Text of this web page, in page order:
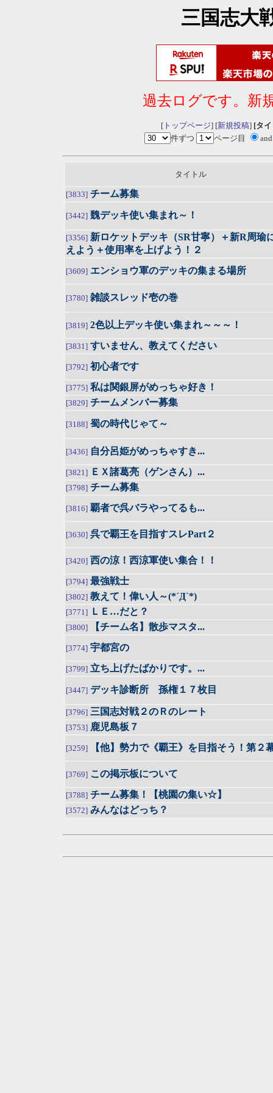
三国志大
過去ログです。新
[トップページ] [新規投稿] [タ
件ずつ
ページ目
タイトル
[3833] チーム募集
[3442] 魏デッキ使い集まれ～！
[3356] 新ロケットデッキ（SR甘寧）＋新R周瑜
えよう＋使用率を上げよう！２
[3609] エンショウ軍のデッキの集まる場所
[3780] 雑談スレッド壱の巻
[3819] 2色以上デッキ使い集まれ～～～！
[3831] すいません、教えてください
[3792] 初心者です
[3775] 私は関銀屏がめっちゃ好き！
[3829] チームメンバー募集
[3188] 蜀の時代じゃて～
[3436] 自分呂姫がめっちゃすき...
[3821] ＥＸ諸葛亮（ゲンさん）...
[3798] チーム募集
[3816] 覇者で呉バラやってるも...
[3630] 呉で覇王を目指すスレPart２
[3420] 西の涼！西涼軍使い集合！！
[3794] 最強戦士
[3802] 教えて！偉い人～(*´Д`*)
[3771] ＬＥ…だと？
[3800] 【チーム名】散歩マスタ...
[3774] 宇都宮の
[3799] 立ち上げたばかりです。...
[3447] デッキ診断所 孫権１７枚目
[3796] 三国志対戦２のＲのレート
[3753] 鹿児島板７
[3259] 【他】勢力で《覇王》を目指そう！第２
[3769] この掲示板について
[3788] チーム募集！【桃園の集い☆】
[3572] みんなはどっち？